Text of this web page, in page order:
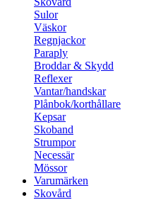
Sulor
Väskor
Regnjackor
Paraply
Broddar & Skydd
Reflexer
Vantar/handskar
Plånbok/korthållare
Kepsar
Skoband
Strumpor
Necessär
Mössor
Varumärken
Skovård